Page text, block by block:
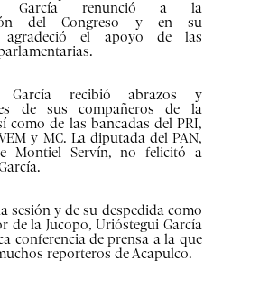
García renunció a la
del Congreso y en su
agradeció el apoyo de las
García recibió abrazos y
de sus compañeros de la
como de las bancadas del PRI,
y MC. La diputada del PAN,
Montiel Servín, no felicitó a
sesión y de su despedida como
de la Jucopo, Urióstegui García
conferencia de prensa a la que
reporteros de Acapulco.